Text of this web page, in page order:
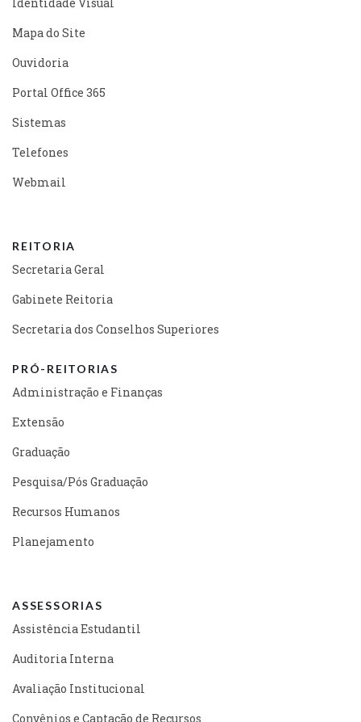
Mapa do Site
Ouvidoria
Portal Office 365
Sistemas
Telefones
Webmail
REITORIA
Secretaria Geral
Gabinete Reitoria
Secretaria dos Conselhos Superiores
PRÓ-REITORIAS
Administração e Finanças
Extensão
Graduação
Pesquisa/Pós Graduação
Recursos Humanos
Planejamento
ASSESSORIAS
Assistência Estudantil
Auditoria Interna
Avaliação Institucional
Convênios e Captação de Recursos